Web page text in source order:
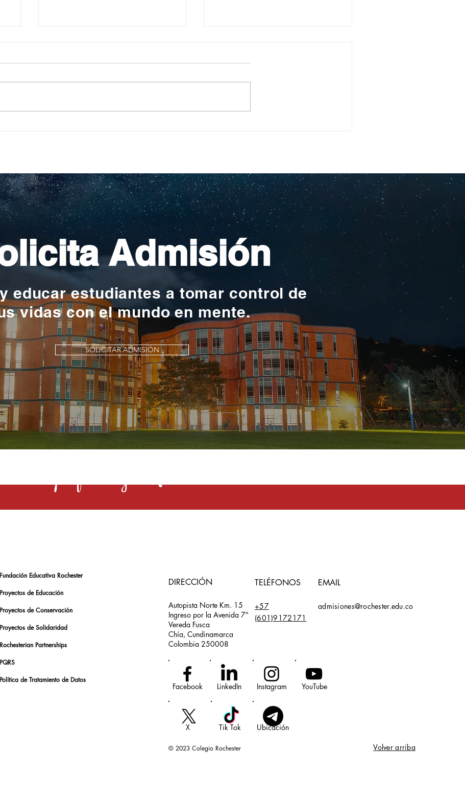
Admisión
educar estudiantes a tomar control de
vidas con el mundo en mente.
SOLICITAR ADMISIÓN
una profesión y el Rochester la toma en serio
Fundación Educativa Rochester
Proyectos de Educación
Proyectos de Conservación
Proyectos de Solidaridad
Rochesterian Partnerships
PQRS
Política de Tratamiento de Datos
DIRECCIÓN
Autopista Norte Km. 15
Ingreso por la Avenida 7ª
Vereda Fusca
Chía, Cundinamarca
Colombia 250008
TELÉFONOS EMAIL
+57
(601)9172171
admisiones@rochester.edu.co
Facebook LinkedIn Instagram YouTube
X Tik Tok Ubicación
© 2023 Colegio Rochester Volver arriba